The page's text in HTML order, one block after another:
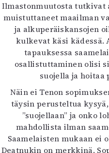
Ilmastonmuutosta tutkivat
muistuttaneet maailman
ja alkuperäiskansojen
kulkevat käsi kädessä.
tapauksessa
osallistuttaminen olisi
suojella ja hoitaa
Näin ei Tenon
täysin perusteltua
”suojellaan” ja onko
mahdollista ilman
Saamelaisten mukaan ei
Deatnukin on merkkinä.